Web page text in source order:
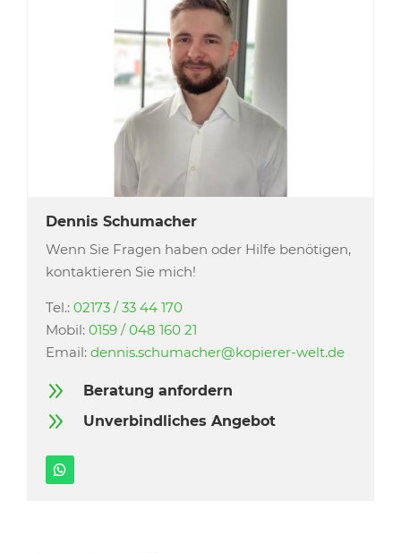
Dennis Schumacher
Wenn Sie Fragen haben oder Hilfe benötigen,
kontaktieren Sie mich!
Tel.: 02173 / 33 44 170
Mobil: 0159 / 048 160 21
Email: dennis.schumacher@kopierer-welt.de
9 Beratung anfordern
9 Unverbindliches Angebot